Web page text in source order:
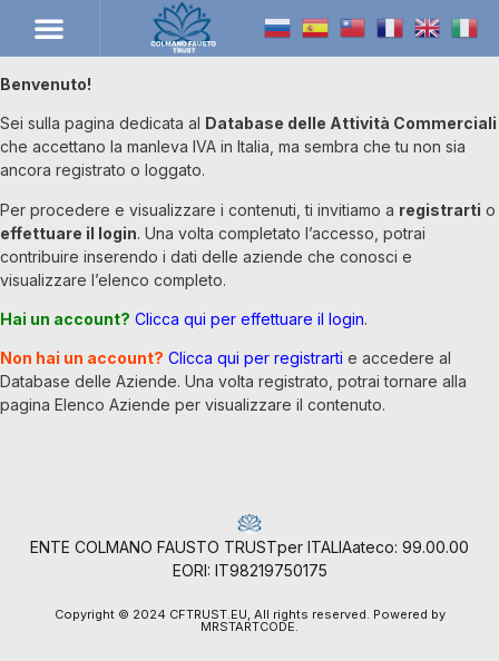
Benvenuto!
Sei sulla pagina dedicata al Database delle Attività Commerciali
che accettano la manleva IVA in Italia, ma sembra che tu non sia
ancora registrato o loggato.
Per procedere e visualizzare i contenuti, ti invitiamo a registrarti o
effettuare il login. Una volta completato l’accesso, potrai
contribuire inserendo i dati delle aziende che conosci e
visualizzare l’elenco completo.
Hai un account? Clicca qui per effettuare il login.
Non hai un account? Clicca qui per registrarti e accedere al
Database delle Aziende. Una volta registrato, potrai tornare alla
pagina Elenco Aziende per visualizzare il contenuto.
ENTE COLMANO FAUSTO TRUSTper ITALIAateco: 99.00.00
EORI: IT98219750175
Copyright © 2024 CFTRUST.EU, All rights reserved. Powered by
MRSTARTCODE.